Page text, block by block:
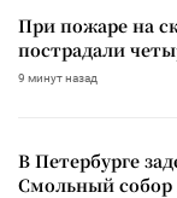
При пожаре на
пострадали
9 минут назад
В Петербурге
Смольный собор